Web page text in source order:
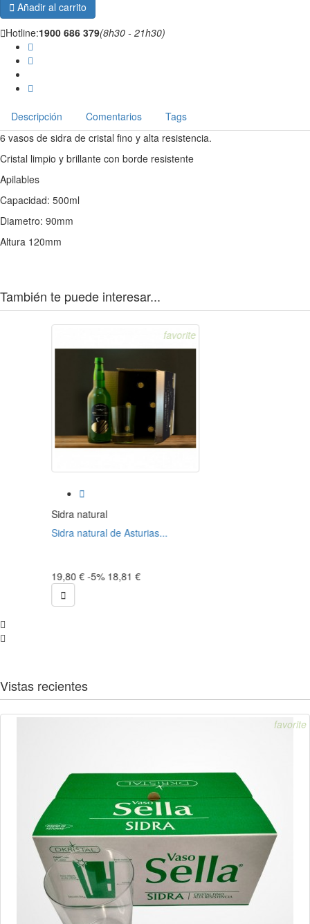
 Añadir al carrito
Hotline:1900 686 379(8h30 - 21h30)
Descripción Comentarios
Tags
6 vasos de sidra de cristal fino y alta resistencia.
Cristal limpio y brillante con borde resistente
Apilables
Capacidad: 500ml
Diametro: 90mm
Altura 120mm
También te puede interesar...
Sidra natural
Sidra natural de Asturias...
-5% 18,81 €
Vistas recientes
favorite